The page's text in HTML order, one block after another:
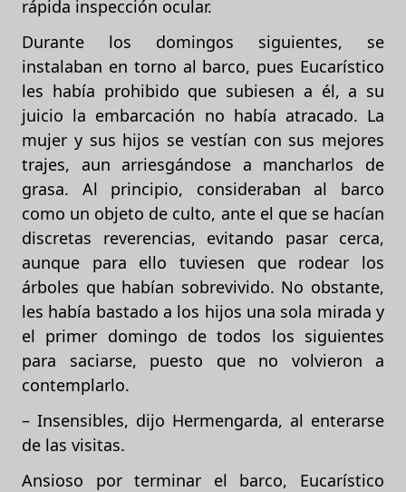
rápida inspección ocular.
Durante los domingos siguientes, se
instalaban en torno al barco, pues Eucarístico
les había prohibido que subiesen a él, a su
juicio la embarcación no había atracado. La
mujer y sus hijos se vestían con sus mejores
trajes, aun arriesgándose a mancharlos de
grasa. Al principio, consideraban al barco
como un objeto de culto, ante el que se hacían
discretas reverencias, evitando pasar cerca,
aunque para ello tuviesen que rodear los
árboles que habían sobrevivido. No obstante,
les había bastado a los hijos una sola mirada y
el primer domingo de todos los siguientes
para saciarse, puesto que no volvieron a
contemplarlo.
– Insensibles, dijo Hermengarda, al enterarse
de las visitas.
Ansioso por terminar el barco, Eucarístico